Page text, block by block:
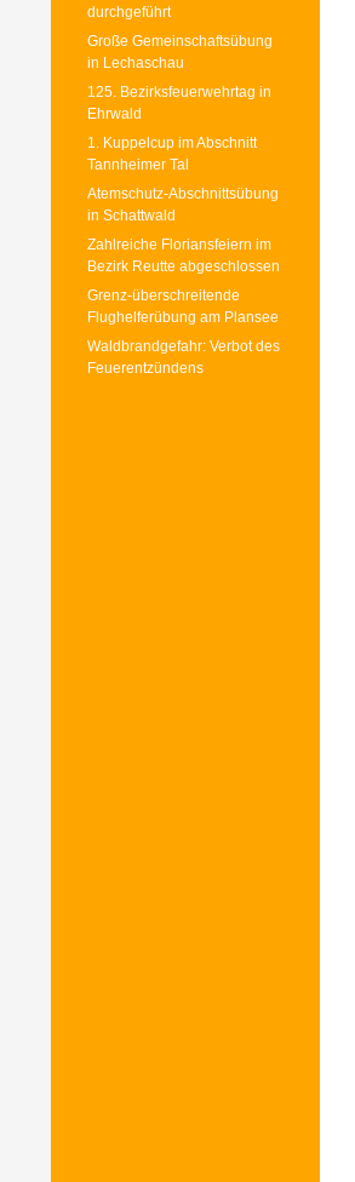
durchgeführt
Große Gemeinschaftsübung
in Lechaschau
125. Bezirksfeuerwehrtag in
Ehrwald
1. Kuppelcup im Abschnitt
Tannheimer Tal
Atemschutz-Abschnittsübung
in Schattwald
Zahlreiche Floriansfeiern im
Bezirk Reutte abgeschlossen
Grenz-überschreitende
Flughelferübung am Plansee
Waldbrandgefahr: Verbot des
Feuerentzündens